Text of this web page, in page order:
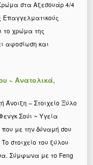
στα Αξεσουάρ 4/4
το χρώμα της
αφοσίωση και
~ Ανατολικά,
Άνοιξη – Στοιχείο Ξύλο
Σούι ~ Υγεία
με την δύναμή σου
στοιχείο του ξύλου
Σύμφωνα με το Feng